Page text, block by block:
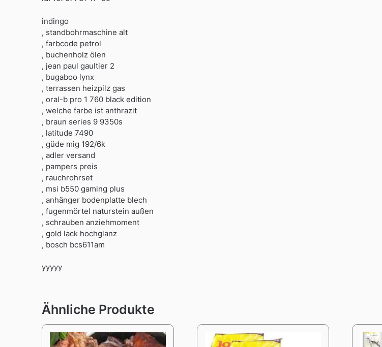
indingo
, standbohrmaschine alt
, farbcode petrol
, buchenholz ölen
, jean paul gaultier 2
, bugaboo lynx
, terrassen heizpilz gas
, oral-b pro 1 760 black edition
, welche farbe ist anthrazit
, braun series 9 9350s
, latitude 7490
, güde mig 192/6k
, adler versand
, pampers preis
, rauchrohrset
, msi b550 gaming plus
, anhänger bodenplatte blech
, fugenmörtel naturstein außen
, schrauben anziehmoment
, gold lack hochglanz
, bosch bcs611am
yyyyy
Ähnliche Produkte